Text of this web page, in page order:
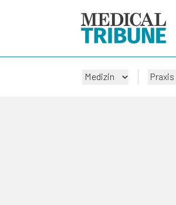
Medizin Praxis